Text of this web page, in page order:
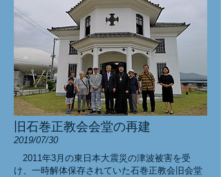
旧石巻正教会会堂の再建
2019/07/30
2011年3月の東日本大震災の津波被害を受
け、一時解体保存されていた石巻正教会旧会堂